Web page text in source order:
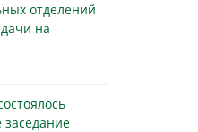
отделений
на
заседание